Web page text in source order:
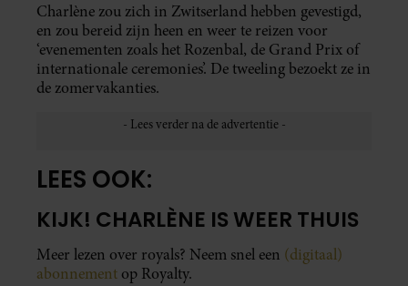
Charlène zou zich in Zwitserland hebben gevestigd,
en zou bereid zijn heen en weer te reizen voor
‘evenementen zoals het Rozenbal, de Grand Prix of
internationale ceremonies’. De tweeling bezoekt ze in
de zomervakanties.
LEES OOK:
KIJK! CHARLÈNE IS WEER THUIS
Meer lezen over royals? Neem snel een (digitaal)
abonnement op Royalty.